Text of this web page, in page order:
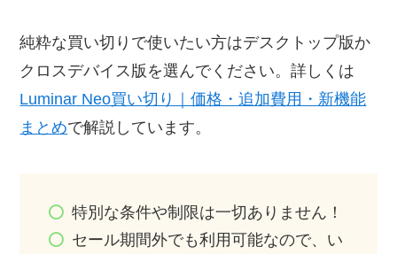
純粋な買い切りで使いたい方はデスクトップ版か
クロスデバイス版を選んでください。詳しくは
Luminar Neo買い切り｜価格・追加費用・新機能
まとめで解説しています。
特別な条件や制限は一切ありません！
セール期間外でも利用可能なので、い